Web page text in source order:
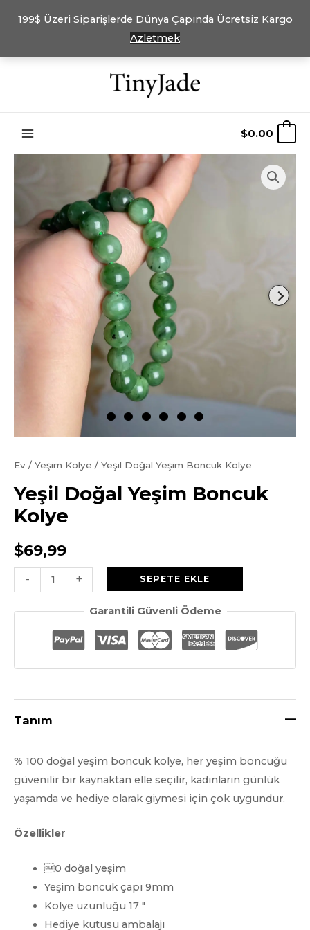
199$ Üzeri Siparişlerde Dünya Çapında Ücretsiz Kargo
Azletmek
$0.00
Ev / Yeşim Kolye / Yeşil Doğal Yeşim Boncuk Kolye
Yeşil Doğal Yeşim Boncuk
Kolye
$69,99
-
Doğal
Yeşim
Boncuk
miktar
+ SEPETE EKLE
Garantili Güvenli Ödeme
Tanım
% 100 doğal yeşim boncuk kolye, her yeşim boncuğu
güvenilir bir kaynaktan elle seçilir, kadınların günlük
yaşamda ve hediye olarak giymesi için çok uygundur.
Özellikler
0 doğal yeşim
Yeşim boncuk çapı 9mm
Kolye uzunluğu 17 ″
Hediye kutusu ambalajı